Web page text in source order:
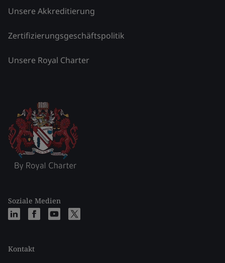
Unsere Akkreditierung
Zertifizierungsgeschäftspolitik
Unsere Royal Charter
Soziale Medien
Kontakt